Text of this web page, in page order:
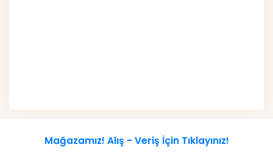
Mağazamız! Alış - Veriş İçin Tıklayınız!